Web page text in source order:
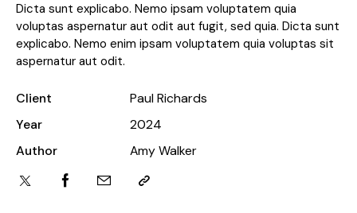
Dicta sunt explicabo. Nemo ipsam voluptatem quia
voluptas aspernatur aut odit aut fugit, sed quia. Dicta sunt
explicabo. Nemo enim ipsam voluptatem quia voluptas sit
aspernatur aut odit.
Client
Paul Richards
Year
2024
Author
Amy Walker